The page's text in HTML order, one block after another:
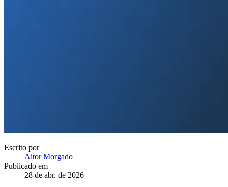
Escrito por
Aitor Morgado
Publicado em
28 de abr. de 2026